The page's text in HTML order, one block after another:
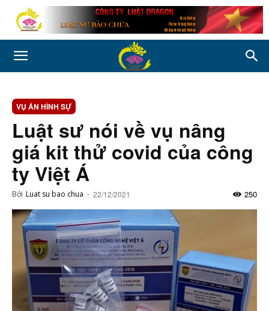
VỤ ÁN HÌNH SỰ
Luật sư nói về vụ nâng
giá kit thử covid của công
ty Việt Á
Bởi Luat su bao chua - 22/12/2021 250